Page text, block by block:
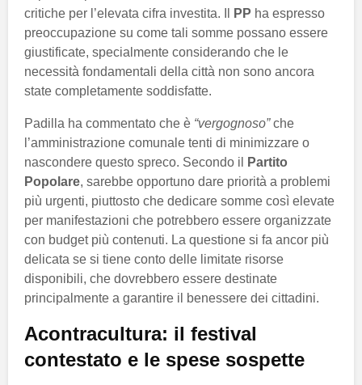
critiche per l’elevata cifra investita. Il
PP ha espresso
preoccupazione su come tali somme possano essere
giustificate, specialmente considerando che le
necessità fondamentali della città non sono ancora
state completamente soddisfatte.
Padilla ha commentato che è “vergognoso”che
l’amministrazione comunale tenti di minimizzare o
nascondere questo spreco. Secondo il
Partito
Popolare, sarebbe opportuno dare priorità a problemi
più urgenti, piuttosto che dedicare somme così elevate
per manifestazioni che potrebbero essere organizzate
con budget più contenuti. La questione si fa ancor più
delicata se si tiene conto delle limitate risorse
disponibili, che dovrebbero essere destinate
principalmente a garantire il benessere dei cittadini.
Acontracultura: il festival
contestato e le spese sospette